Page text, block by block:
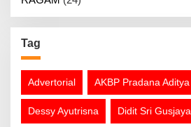
Tag
Advertorial AKBP Pradana Aditya
Dessy Ayutrisna Didit Sri Gusjaya